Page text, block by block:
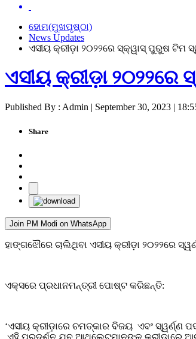
ହୋମ(ମୁଖପୃଷ୍ଠା)
News Updates
ଏସୀୟ କ୍ରୀଡ଼ା ୨୦୨୨ରେ ସ୍କ୍ୱାସ୍ ପୁରୁଷ ଟିମ
ଏସୀୟ କ୍ରୀଡ଼ା
Published By : Admin | September 30, 2023 |
Share
Join PM Modi on WhatsApp
ହାଙ୍ଗଝୌରେ ଚାଲିଥିବା ଏସୀୟ କ୍ରୀଡ଼ା ୨୦୨୨ରେ
ଏକ୍ସରେ ପ୍ରଧାନମନ୍ତ୍ରୀ ପୋଷ୍ଟ କରିଛନ୍ତି:
‘ଏସୀୟ କ୍ରୀଡ଼ାରେ ଚମତ୍କାର ବିଜୟ ଏବଂ